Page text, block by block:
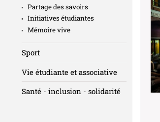
Partage des savoirs
Initiatives étudiantes
Mémoire vive
Sport
Vie étudiante et associative
Santé - inclusion - solidarité